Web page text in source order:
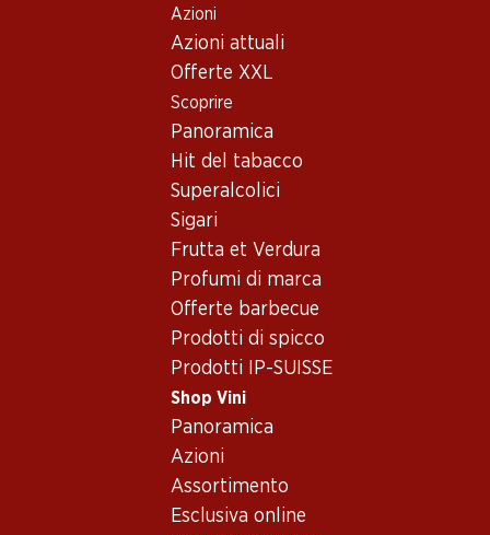
Azioni
Azioni attuali
Offerte XXL
Scoprire
Panoramica
Hit del tabacco
Superalcolici
Sigari
Frutta et Verdura
Profumi di marca
Offerte barbecue
Prodotti di spicco
Prodotti IP-SUISSE
Shop Vini
Panoramica
Azioni
Assortimento
Esclusiva online
Assortimento vini
Graciano, Spagna
Graciano
Bottiglia: 5.20 invece di 6.60
Era Costana Reserva Rioja
Marqués de Cáceres